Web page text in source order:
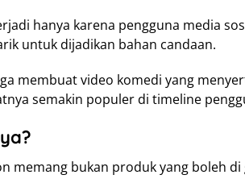
hanya karena pengguna media
untuk dijadikan bahan candaan.
membuat video komedi yang
semakin populer di timeline
memang bukan produk yang boleh di